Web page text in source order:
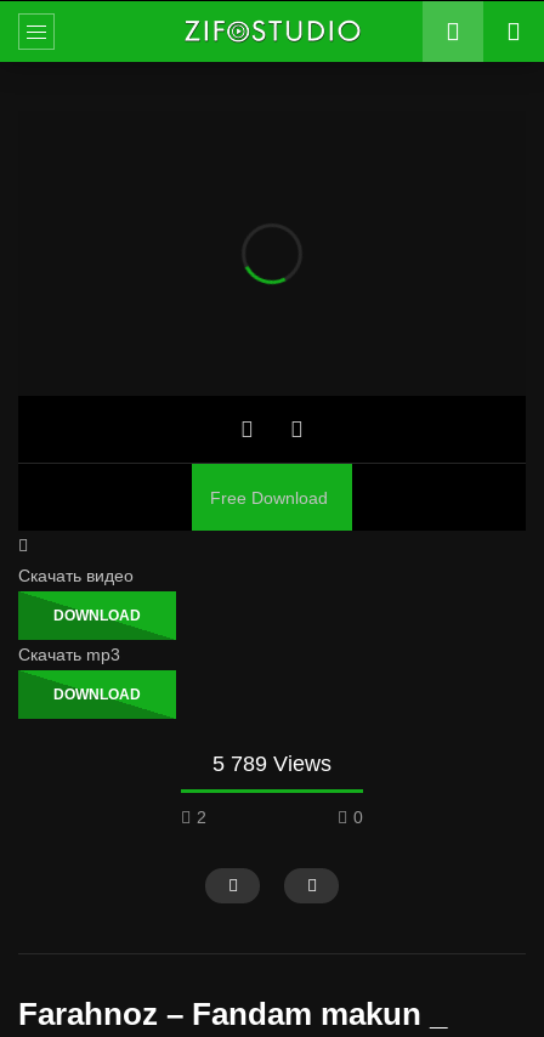
Free Download
Скачать видео
DOWNLOAD
Скачать mp3
DOWNLOAD
5 789 Views
2 0
Farahnoz – Fandam makun _